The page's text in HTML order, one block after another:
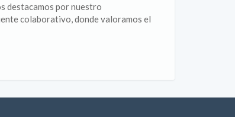
destacamos por nuestro
colaborativo, donde valoramos el